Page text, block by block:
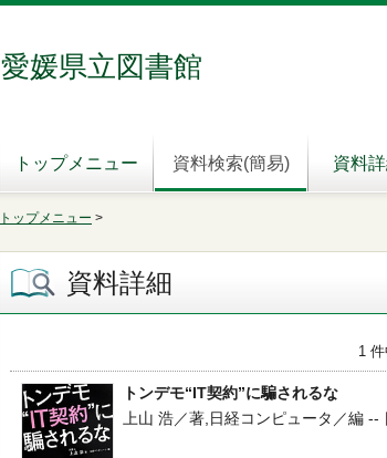
愛媛県立図書館
トップメニュー 資料検索(簡易) 資料
トップメニュー >
資料詳細
1
トンデモ“IT契約”に騙されるな
上山 浩／著,日経コンピュータ／編